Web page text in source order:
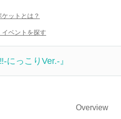
ケットとは？
イベントを探す
っこりVer.-』
Overview